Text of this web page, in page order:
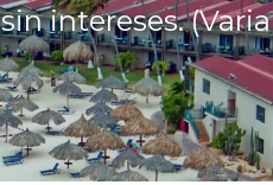
intereses.